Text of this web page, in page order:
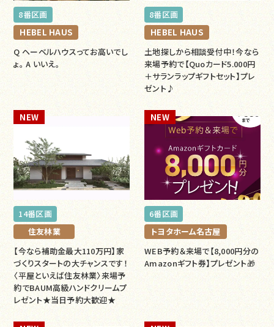
8番区画
HEBEL HAUS
Q ヘーベルハウスってお高いでし
ょ。 A いいえ。
8番区画
HEBEL HAUS
土地探しから相談受付中！今なら
来場予約で【Quoカード5.000円
＋サランラップギフトセット】プレ
ゼント♪
NEW
14番区画
住友林業
【今なら補助金最大110万円】家
づくりスタートの大チャンスです！
〈平屋といえば住友林業〉来場予
約でBAUM高級ハンドクリームプ
レゼント★当日予約大歓迎★
NEW
6番区画
トヨタホーム名古屋
WEB予約＆来場で【8,000円分の
Amazonギフト券】プレゼント🎁